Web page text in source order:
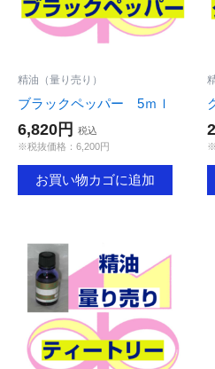
精油（量り売り）
ブラックペッパー 5ｍｌ
6,820円
税込
※税抜価格：6,200円
お買い物カゴに追加
※